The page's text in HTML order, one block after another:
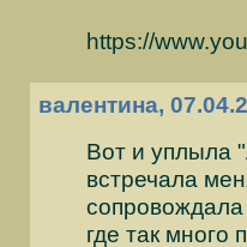
https://
валентина,
Вот и уплыла
встречала
сопровождала
где так много